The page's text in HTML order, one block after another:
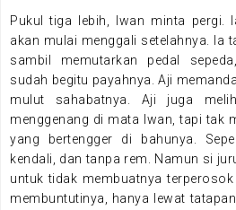
Pukul tiga lebih, Iwan minta pergi.
akan mulai menggali setelahnya. Ia
sambil memutarkan pedal
sudah begitu payahnya. Aji
mulut sahabatnya. Aji juga
menggenang di mata Iwan, tapi tak
yang bertengger di bahunya.
kendali, dan tanpa rem. Namun si
untuk tidak membuatnya
membuntutinya, hanya lewat